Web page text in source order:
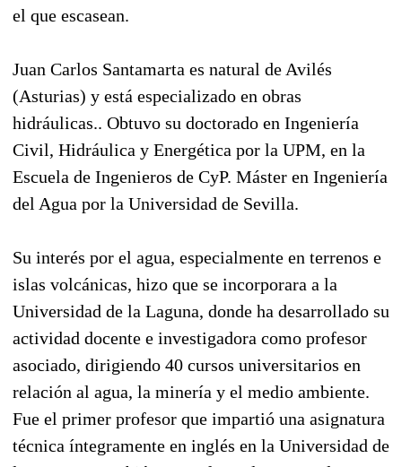
el que escasean.
Juan Carlos Santamarta es natural de Avilés
(Asturias) y está especializado en obras
hidráulicas.. Obtuvo su doctorado en Ingeniería
Civil, Hidráulica y Energética por la UPM, en la
Escuela de Ingenieros de CyP. Máster en Ingeniería
del Agua por la Universidad de Sevilla.
Su interés por el agua, especialmente en terrenos e
islas volcánicas, hizo que se incorporara a la
Universidad de la Laguna, donde ha desarrollado su
actividad docente e investigadora como profesor
asociado, dirigiendo 40 cursos universitarios en
relación al agua, la minería y el medio ambiente.
Fue el primer profesor que impartió una asignatura
técnica íntegramente en inglés en la Universidad de